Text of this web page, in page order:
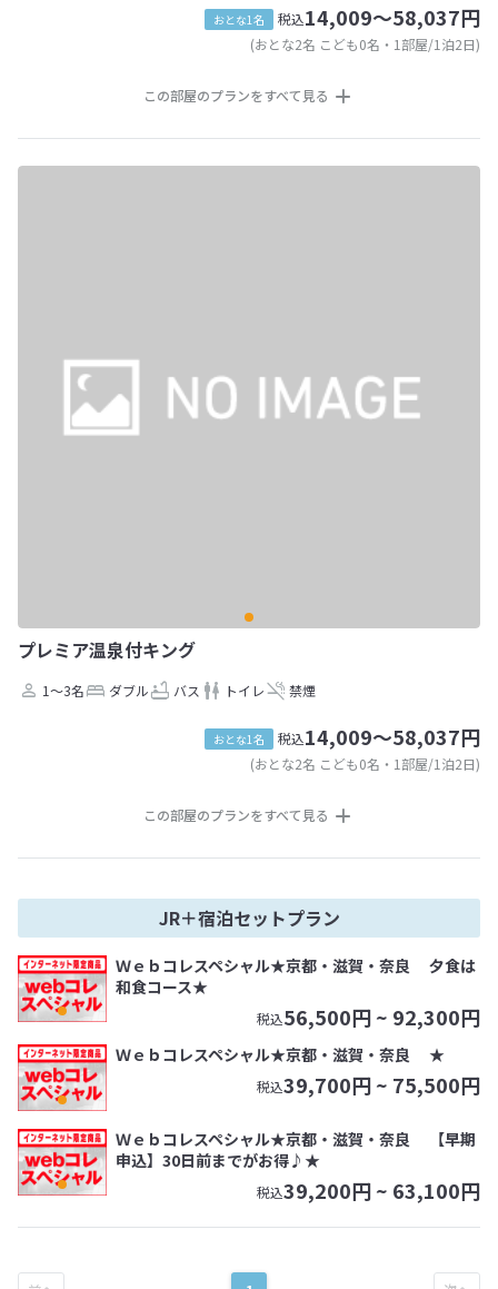
おとな1名 税込14,009～58,037円
(おとな2名 こども0名・1部屋/1泊2日)
この部屋のプランをすべて見る
プレミア温泉付キング
1～3名 ダブル バス トイレ 禁煙
おとな1名 税込14,009～58,037円
(おとな2名 こども0名・1部屋/1泊2日)
この部屋のプランをすべて見る
JR＋宿泊セットプラン
Ｗｅｂコレスペシャル★京都・滋賀・奈良 夕食は
和食コース★
税込56,500円 ~ 92,300円
Ｗｅｂコレスペシャル★京都・滋賀・奈良 ★
税込39,700円 ~ 75,500円
Ｗｅｂコレスペシャル★京都・滋賀・奈良 【早期
申込】30日前までがお得♪★
税込39,200円 ~ 63,100円